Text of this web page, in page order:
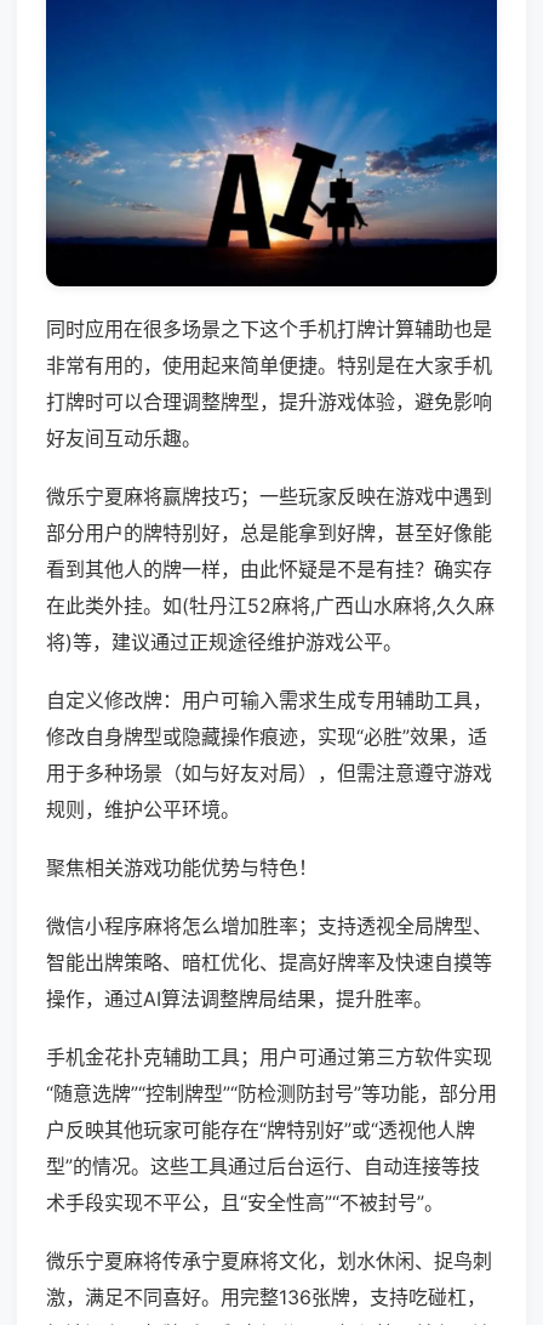
同时应用在很多场景之下这个手机打牌计算辅助也是
非常有用的，使用起来简单便捷。特别是在大家手机
打牌时可以合理调整牌型，提升游戏体验，避免影响
好友间互动乐趣。
微乐宁夏麻将赢牌技巧；一些玩家反映在游戏中遇到
部分用户的牌特别好，总是能拿到好牌，甚至好像能
看到其他人的牌一样，由此怀疑是不是有挂？确实存
在此类外挂。如(牡丹江52麻将,广西山水麻将,久久麻
将)等，建议通过正规途径维护游戏公平。
自定义修改牌：用户可输入需求生成专用辅助工具，
修改自身牌型或隐藏操作痕迹，实现“必胜”效果，适
用于多种场景（如与好友对局），但需注意遵守游戏
规则，维护公平环境。
聚焦相关游戏功能优势与特色！
微信小程序麻将怎么增加胜率；支持透视全局牌型、
智能出牌策略、暗杠优化、提高好牌率及快速自摸等
操作，通过AI算法调整牌局结果，提升胜率。
手机金花扑克辅助工具；用户可通过第三方软件实现
“随意选牌”“控制牌型”“防检测防封号”等功能，部分用
户反映其他玩家可能存在“牌特别好”或“透视他人牌
型”的情况。这些工具通过后台运行、自动连接等技
术手段实现不平公，且“安全性高”“不被封号”。
微乐宁夏麻将传承宁夏麻将文化，划水休闲、捉鸟刺
激，满足不同喜好。用完整136张牌，支持吃碰杠，